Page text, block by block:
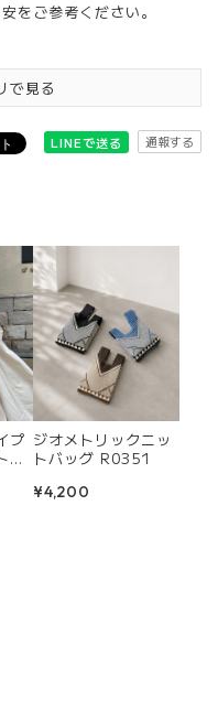
をご参考ください。
で見る
LINEで送る 通報する
プ ジオメトリックニッ
トバッグ R0351
¥4,200